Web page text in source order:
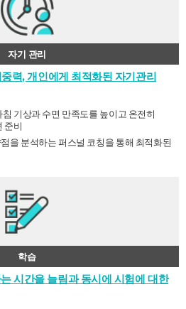
자기 관리
력, 개인에게 최적화된 자기관리
기상과 수면 만족도를 높이고 온전히
준비
을 분석하는 퍼스널 코칭을 통해 최적화된
학습
시간을 늘림과 동시에 시험에 대한